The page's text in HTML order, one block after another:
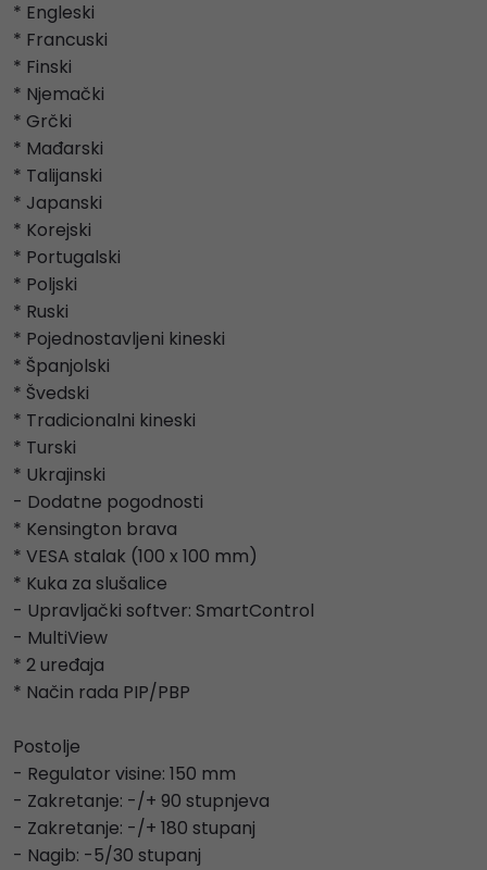
* Engleski
* Francuski
* Finski
* Njemački
* Grčki
* Mađarski
* Talijanski
* Japanski
* Korejski
* Portugalski
* Poljski
* Ruski
* Pojednostavljeni kineski
* Španjolski
* Švedski
* Tradicionalni kineski
* Turski
* Ukrajinski
- Dodatne pogodnosti
* Kensington brava
* VESA stalak (100 x 100 mm)
* Kuka za slušalice
- Upravljački softver: SmartControl
- MultiView
* 2 uređaja
* Način rada PIP/PBP
Postolje
- Regulator visine: 150 mm
- Zakretanje: -/+ 90 stupnjeva
- Zakretanje: -/+ 180 stupanj
- Nagib: -5/30 stupanj